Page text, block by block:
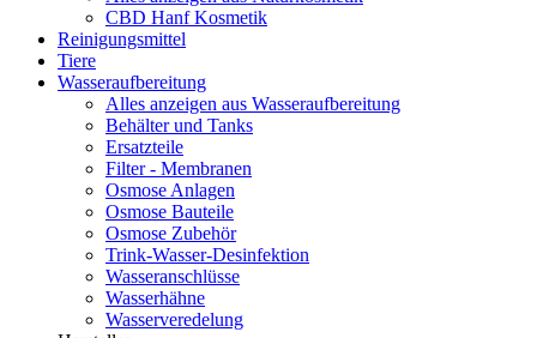
CBD Hanf Kosmetik
Reinigungsmittel
Tiere
Wasseraufbereitung
Alles anzeigen aus Wasseraufbereitung
Behälter und Tanks
Ersatzteile
Filter - Membranen
Osmose Anlagen
Osmose Bauteile
Osmose Zubehör
Trink-Wasser-Desinfektion
Wasseranschlüsse
Wasserhähne
Wasserveredelung